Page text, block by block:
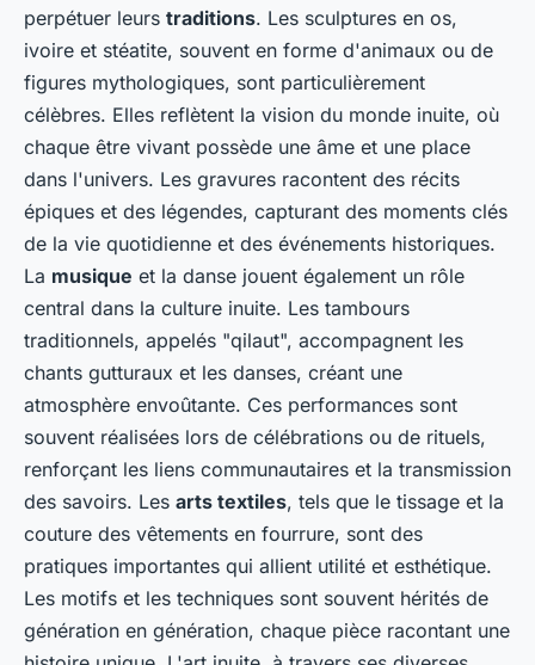
perpétuer leurs traditions. Les sculptures en os,
ivoire et stéatite, souvent en forme d'animaux ou de
figures mythologiques, sont particulièrement
célèbres. Elles reflètent la vision du monde inuite, où
chaque être vivant possède une âme et une place
dans l'univers. Les gravures racontent des récits
épiques et des légendes, capturant des moments clés
de la vie quotidienne et des événements historiques.
La musique et la danse jouent également un rôle
central dans la culture inuite. Les tambours
traditionnels, appelés "qilaut", accompagnent les
chants gutturaux et les danses, créant une
atmosphère envoûtante. Ces performances sont
souvent réalisées lors de célébrations ou de rituels,
renforçant les liens communautaires et la transmission
des savoirs. Les arts textiles, tels que le tissage et la
couture des vêtements en fourrure, sont des
pratiques importantes qui allient utilité et esthétique.
Les motifs et les techniques sont souvent hérités de
génération en génération, chaque pièce racontant une